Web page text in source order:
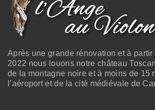
Après une grande rénovation et à
2022 nous louons notre château
de la montagne noire et à moins de 15
l’aéroport et de la cité médiévale de